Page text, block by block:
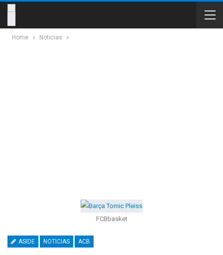
Home Noticias
FCBbasket
ASIDE NOTICIAS ACB